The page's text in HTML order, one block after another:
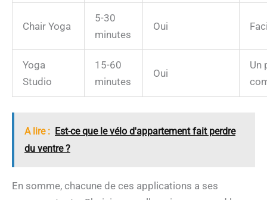
Chair Yoga
5-30
minutes
Oui
Yoga
Studio
15-60
minutes
Oui
Un
A lire : Est-ce que le vélo d'appartement fait perdre
du ventre ?
En somme, chacune de ces applications a ses